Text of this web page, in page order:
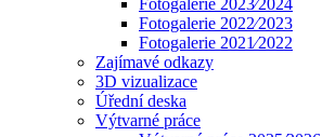
Fotogalerie 2023⁄2024
Fotogalerie 2022⁄2023
Fotogalerie 2021⁄2022
Zajímavé odkazy
3D vizualizace
Úřední deska
Výtvarné práce